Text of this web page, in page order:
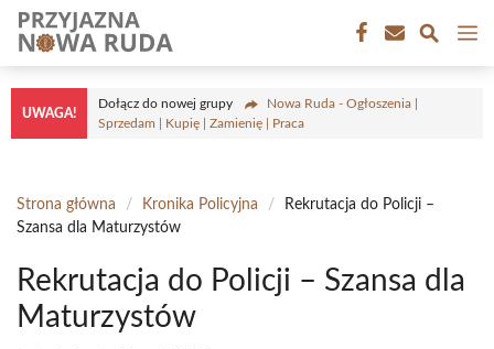
Przejdź
treści
UWAGA!
Dołącz do nowej grupy
Nowa Ruda - Ogłoszenia |
Sprzedam | Kupię | Zamienię | Praca
Strona główna / Kronika Policyjna /
Rekrutacja do Policji –
Szansa dla Maturzystów
Rekrutacja do Policji – Szansa dla
Maturzystów